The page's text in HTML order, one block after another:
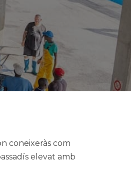
coneixeràs com
elevat amb